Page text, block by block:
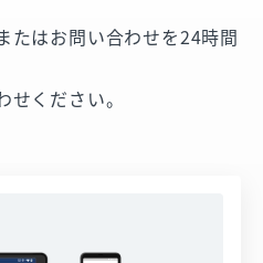
たはお問い合わせを24時間
ください。